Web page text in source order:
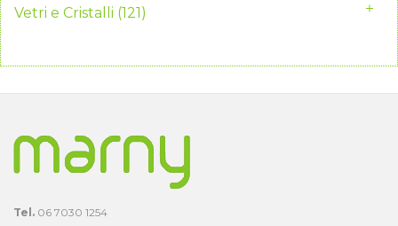
Vetri e Cristalli (121)
Tel. 06 7030 1254